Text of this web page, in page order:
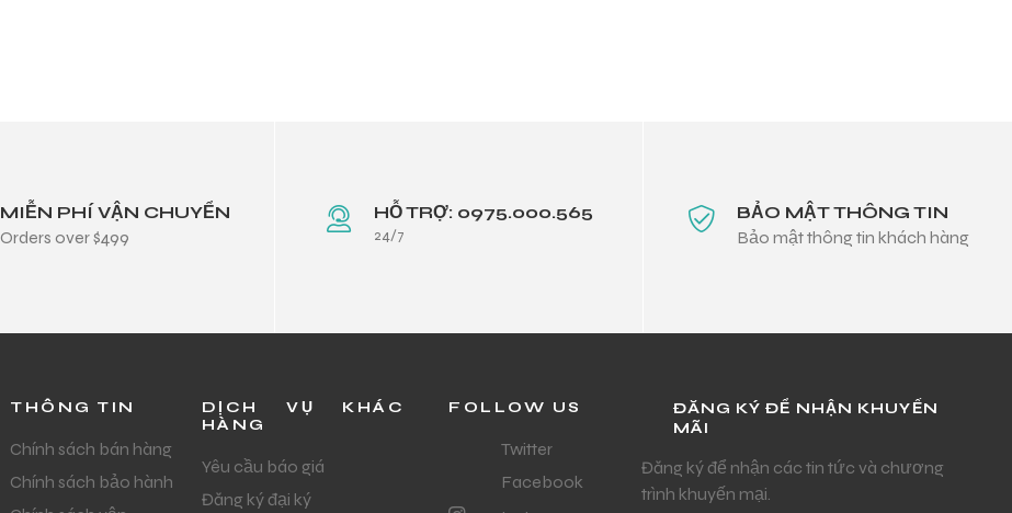
MIỄN PHÍ VẬN CHUYỂN
Orders over $499
HỖ TRỢ: 0975.000.565
24/7
BẢO MẬT THÔNG TIN
Bảo mật thông tin khách hàng
THÔNG TIN
Chính sách bán hàng
Chính sách bảo hành
DỊCH VỤ KHÁC
HÀNG
Yêu cầu báo giá
Đăng ký đại ký
FOLLOW US
Twitter
Facebook
ĐĂNG KÝ ĐỂ NHẬN KHUYẾN
MÃI
Đăng ký để nhận các tin tức và chương
trình khuyến mại.